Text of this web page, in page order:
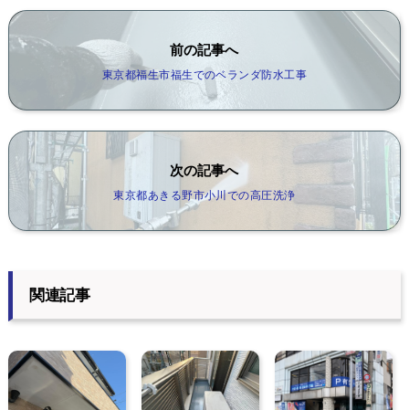
前の記事へ
東京都福生市福生でのベランダ防水工事
次の記事へ
東京都あきる野市小川での高圧洗浄
関連記事